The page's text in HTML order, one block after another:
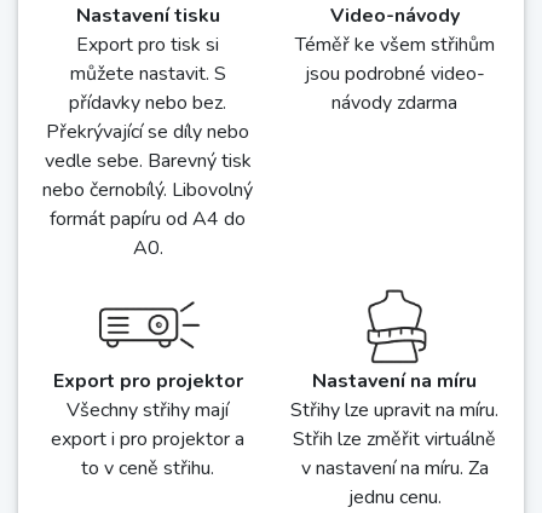
Nastavení tisku
Export pro tisk si
můžete nastavit. S
přídavky nebo bez.
Překrývající se díly nebo
vedle sebe. Barevný tisk
nebo černobílý. Libovolný
formát papíru od A4 do
A0.
Video-návody
Téměř ke všem střihům
jsou podrobné video-
návody zdarma
Export pro projektor
Všechny střihy mají
export i pro projektor a
to v ceně střihu.
Nastavení na míru
Střihy lze upravit na míru.
Střih lze změřit virtuálně
v nastavení na míru. Za
jednu cenu.